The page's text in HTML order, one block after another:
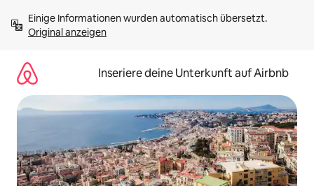
Inhalten
springenOriginal anzeigen
Inseriere deine Unterkunft auf Airbnb